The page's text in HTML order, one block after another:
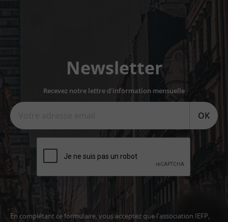
Newsletter
Recevez notre lettre d'information mensuelle
OK
En complétant ce formulaire, vous acceptez que l'association IEFP,